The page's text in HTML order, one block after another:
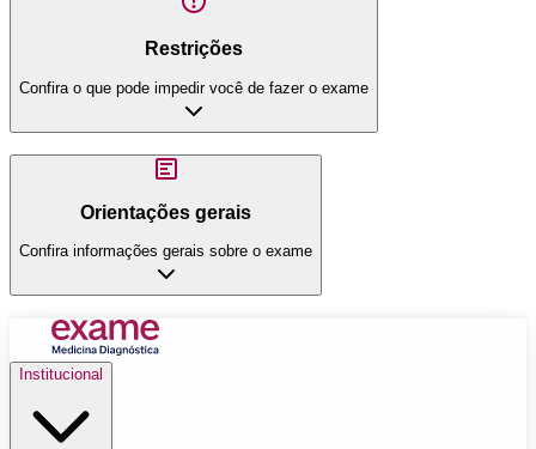
Restrições
Confira o que pode impedir você de fazer o exame
Orientações gerais
Confira informações gerais sobre o exame
Institucional